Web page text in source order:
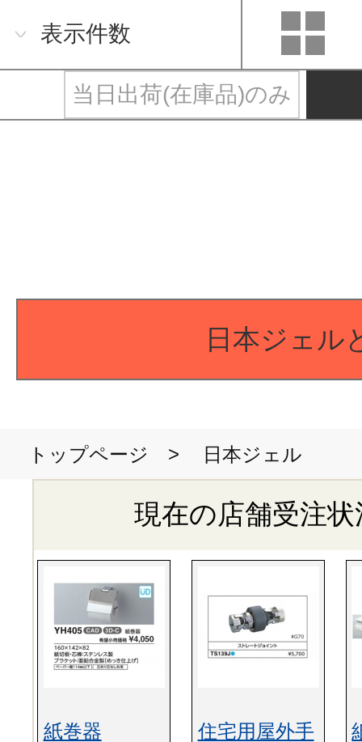
表示件数
当日出荷(在庫品)のみ
日本ジェル
トップページ > 日本ジェル
現在の店舗受注状
紙巻器 住宅用屋外手